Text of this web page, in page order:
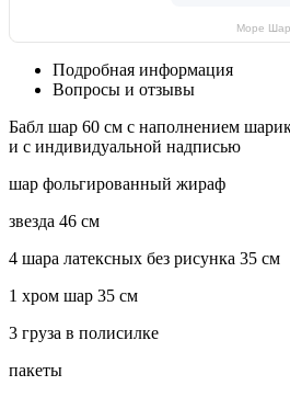
Море
Подробная информация
Вопросы и отзывы
Бабл шар 60 см с наполнением
и с индивидуальной надписью
шар фольгированный жираф
звезда 46 см
4 шара латексных без рисунка 35 см
1 хром шар 35 см
3 груза в полисилке
пакеты